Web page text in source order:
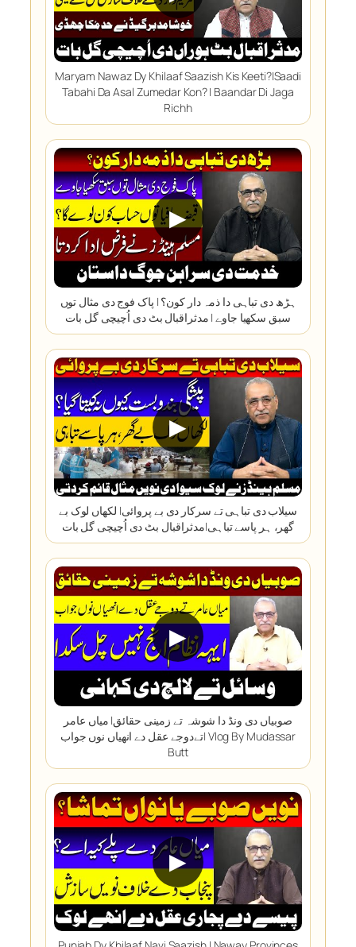
Maryam Nawaz Dy Khilaaf Saazish Kis Keeti?|Saadi
Tabahi Da Asal Zumedar Kon? | Baandar Di Jaga
Richh
▶
ہڑھ دی تباہی دا ذمہ دار کون؟ | پاک فوج دی مثال توں
سبق سکھیا جاوے | مدثراقبال بٹ دی اُچیچی گل بات
▶
سیلاب دی تباہی تے سرکار دی بے پروائی| لکھاں لوک بے
گھر، ہر پاسے تباہی|مدثراقبال بٹ دی اُچیچی گل بات
▶
صوبیاں دی ونڈ دا شوشہ تے زمینی حقائق| میاں عامر
تےدوجے عقل دے انھیاں نوں جواب| Vlog By Mudassar
Butt
▶